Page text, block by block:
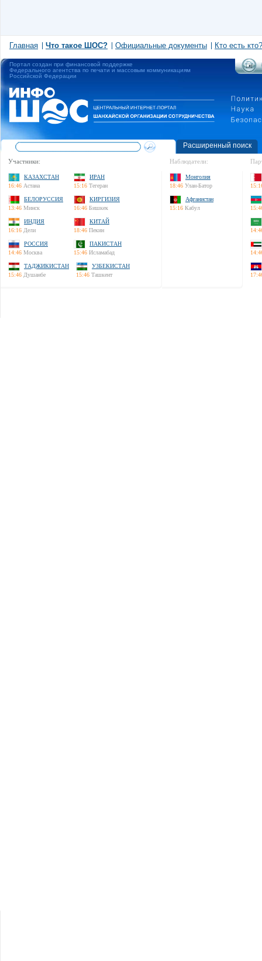
Главная Что такое ШОС? Официальные документы Кто есть кто?
Портал создан при финансовой поддержке
Федерального агентства по печати и массовым коммуникациям
Российской Федерации
Расширенный поиск
Участники:
КАЗАХСТАН
16:46 Астана
ИРАН
15:16 Тегеран
БЕЛОРУССИЯ
13:46 Минск
КИРГИЗИЯ
16:46 Бишкек
ИНДИЯ
16:16 Дели
КИТАЙ
18:46 Пекин
РОССИЯ
14:46 Москва
ПАКИСТАН
15:46 Исламабад
ТАДЖИКИСТАН
15:46 Душанбе
УЗБЕКИСТАН
15:46 Ташкент
Наблюдатели:
Монголия
18:46 Улан-Батор
Афганистан
15:16 Кабул